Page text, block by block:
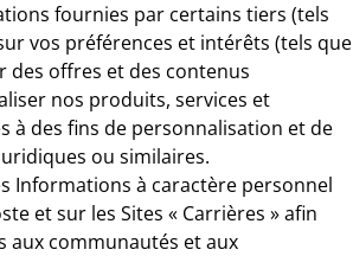
fournies par certains tiers (tels
vos préférences et intérêts (tels que
des offres et des contenus
nos produits, services et
à des fins de personnalisation et de
ou similaires.
Informations à caractère personnel
et sur les Sites « Carrières » afin
aux communautés et aux